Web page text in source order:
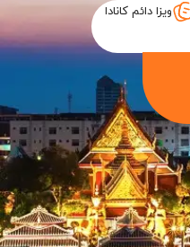
ویزا دائم کانادا